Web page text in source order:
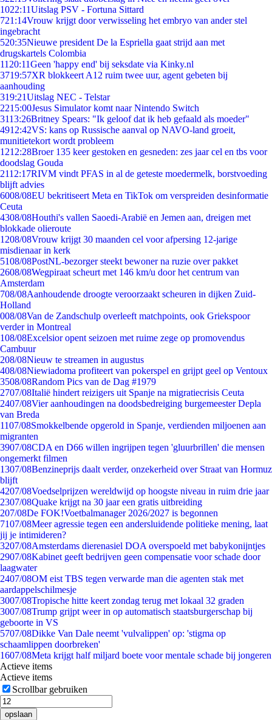
1022:11Uitslag PSV - Fortuna Sittard
721:14Vrouw krijgt door verwisseling het embryo van ander stel
ingebracht
520:35Nieuwe president De la Espriella gaat strijd aan met
drugskartels Colombia
11 20:11Geen 'happy end' bij seksdate via Kinky.nl
3719:57XR blokkeert A12 ruim twee uur, agent gebeten bij
aanhouding
319:21Uitslag NEC - Telstar
2215:00Jesus Simulator komt naar Nintendo Switch
3113:26Britney Spears: "Ik geloof dat ik heb gefaald als moeder"
4912:42VS: kans op Russische aanval op NAVO-land groeit,
munitietekort wordt probleem
1212:28Broer 135 keer gestoken en gesneden: zes jaar cel en tbs voor
doodslag Gouda
2112:17RIVM vindt PFAS in al de geteste moedermelk, borstvoeding
blijft advies
6008/08EU bekritiseert Meta en TikTok om verspreiden desinformatie
Ceuta
4308/08Houthi's vallen Saoedi-Arabië en Jemen aan, dreigen met
blokkade olieroute
1208/08Vrouw krijgt 30 maanden cel voor afpersing 12-jarige
misdienaar in kerk
5108/08PostNL-bezorger steekt bewoner na ruzie over pakket
2608/08Wegpiraat scheurt met 146 km/u door het centrum van
Amsterdam
708/08Aanhoudende droogte veroorzaakt scheuren in dijken Zuid-
Holland
008/08Van de Zandschulp overleeft matchpoints, ook Griekspoor
verder in Montreal
108/08Excelsior opent seizoen met ruime zege op promovendus
Cambuur
208/08Nieuw te streamen in augustus
408/08Niewiadoma profiteert van pokerspel en grijpt geel op Ventoux
3508/08Random Pics van de Dag #1979
2707/08Italië hindert reizigers uit Spanje na migratiecrisis Ceuta
2407/08Vier aanhoudingen na doodsbedreiging burgemeester Depla
van Breda
1107/08Smokkelbende opgerold in Spanje, verdienden miljoenen aan
migranten
3907/08CDA en D66 willen ingrijpen tegen 'gluurbrillen' die mensen
ongemerkt filmen
1307/08Benzineprijs daalt verder, onzekerheid over Straat van Hormuz
blijft
4207/08Voedselprijzen wereldwijd op hoogste niveau in ruim drie jaar
2307/08Quake krijgt na 30 jaar een gratis uitbreiding
207/08De FOK!Voetbalmanager 2026/2027 is begonnen
7107/08Meer agressie tegen een andersluidende politieke mening, laat
jij je intimideren?
3207/08Amsterdams dierenasiel DOA overspoeld met babykonijntjes
2907/08Kabinet geeft bedrijven geen compensatie voor schade door
laagwater
2407/08OM eist TBS tegen verwarde man die agenten stak met
aardappelschilmesje
3007/08Tropische hitte keert zondag terug met lokaal 32 graden
3007/08Trump grijpt weer in op automatisch staatsburgerschap bij
geboorte in VS
5707/08Dikke Van Dale neemt 'vulvalippen' op: 'stigma op
schaamlippen doorbreken'
1607/08Meta krijgt half miljard boete voor mentale schade bij jongeren
Actieve items
Actieve items
Scrollbar gebruiken
opslaan